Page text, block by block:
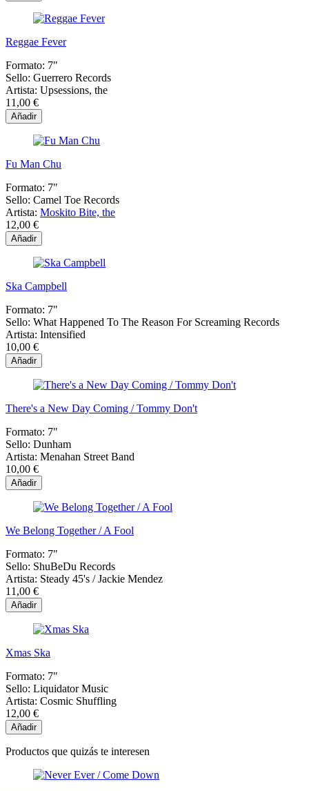
Reggae Fever
Formato: 7"
Sello: Guerrero Records
Artista: Upsessions, the
11,00 €
Añadir
Fu Man Chu
Formato: 7"
Sello: Camel Toe Records
Artista: Moskito Bite, the
12,00 €
Añadir
Ska Campbell
Formato: 7"
Sello: What Happened To The Reason For Screaming Records
Artista: Intensified
10,00 €
Añadir
There's a New Day Coming / Tommy Don't
Formato: 7"
Sello: Dunham
Artista: Menahan Street Band
10,00 €
Añadir
We Belong Together / A Fool
Formato: 7"
Sello: ShuBeDu Records
Artista: Steady 45's / Jackie Mendez
11,00 €
Añadir
Xmas Ska
Formato: 7"
Sello: Liquidator Music
Artista: Cosmic Shuffling
12,00 €
Añadir
Productos que quizás te interesen